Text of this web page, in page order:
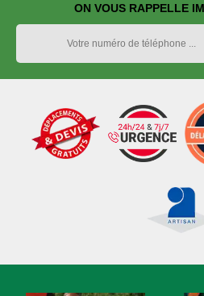
ON VOUS RAPPELLE